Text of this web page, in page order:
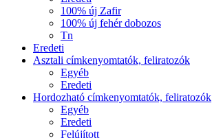
100% új Zafir
100% új fehér dobozos
Tn
Eredeti
Asztali címkenyomtatók, feliratozók
Egyéb
Eredeti
Hordozható címkenyomtatók, feliratozók
Egyéb
Eredeti
Felújított